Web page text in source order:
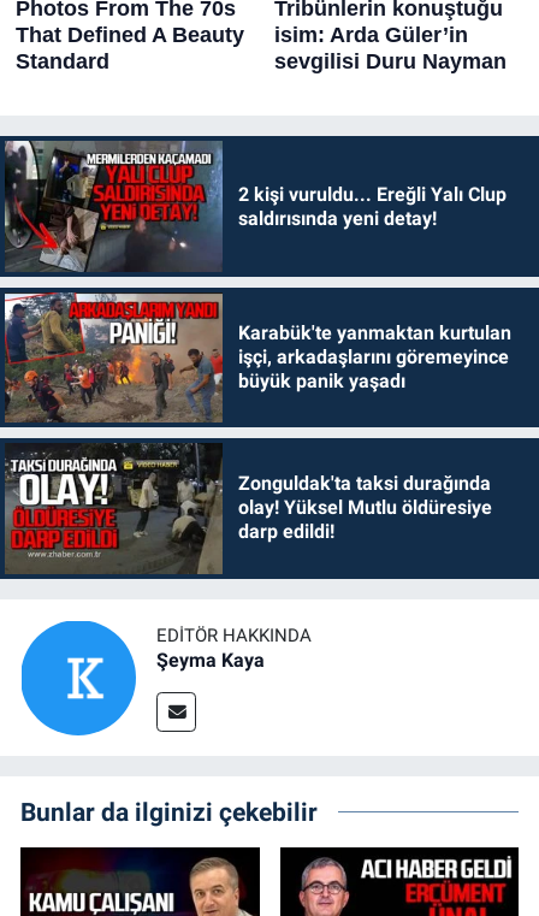
2 kişi vuruldu... Ereğli Yalı Clup
saldırısında yeni detay!
Karabük'te yanmaktan kurtulan
işçi, arkadaşlarını göremeyince
büyük panik yaşadı
Zonguldak'ta taksi durağında
olay! Yüksel Mutlu öldüresiye
darp edildi!
EDITÖR HAKKINDA
Şeyma Kaya
Bunlar da ilginizi çekebilir